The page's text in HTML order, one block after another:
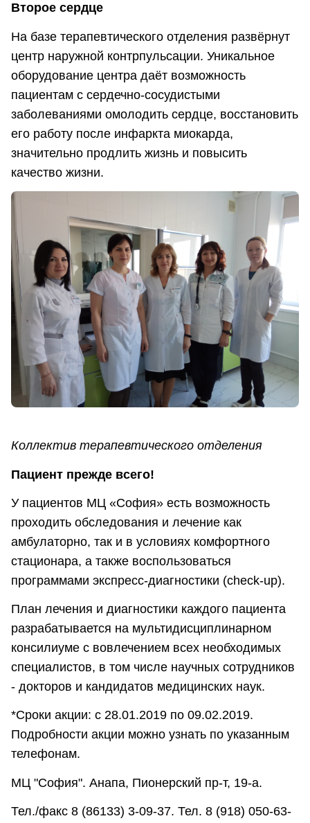
Второе сердце
На базе терапевтического отделения развёрнут
центр наружной контрпульсации. Уникальное
оборудование центра даёт возможность
пациентам с сердечно-сосудистыми
заболеваниями омолодить сердце, восстановить
его работу после инфаркта миокарда,
значительно продлить жизнь и повысить
качество жизни.
Коллектив терапевтического отделения
Пациент прежде всего!
У пациентов МЦ «София» есть возможность
проходить обследования и лечение как
амбулаторно, так и в условиях комфортного
стационара, а также воспользоваться
программами экспресс-диагностики (check-up).
План лечения и диагностики каждого пациента
разрабатывается на мультидисциплинарном
консилиуме с вовлечением всех необходимых
специалистов, в том числе научных сотрудников
- докторов и кандидатов медицинских наук.
*Сроки акции: с 28.01.2019 по 09.02.2019.
Подробности акции можно узнать по указанным
телефонам.
МЦ "София". Анапа, Пионерский пр-т, 19-а.
Тел./факс 8 (86133) 3-09-37. Тел. 8 (918) 050-63-